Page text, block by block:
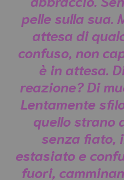
pelle sulla sua.
attesa di
confuso, non
è in attesa.
reazione? Di
Lentamente
quello strano
senza fiato,
estasiato e
fuori,